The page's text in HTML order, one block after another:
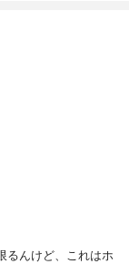
るんけど、これはホ